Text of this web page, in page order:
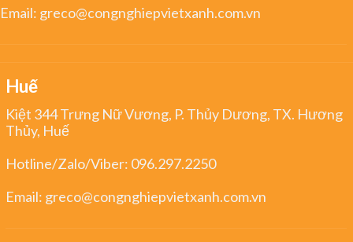
Email: greco@congnghiepvietxanh.com.vn
Huế
Kiệt 344 Trưng Nữ Vương, P. Thủy Dương, TX. Hương
Thủy, Huế
Hotline/Zalo/Viber: 096.297.2250
Email: greco@congnghiepvietxanh.com.vn